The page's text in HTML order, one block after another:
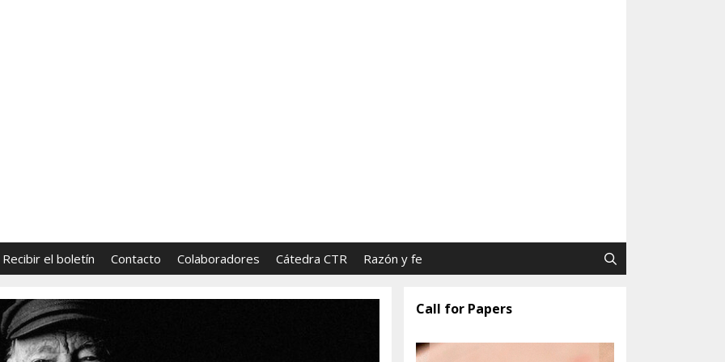
Recibir el boletín Contacto Colaboradores Cátedra CTR Razón y fe
Call for Papers